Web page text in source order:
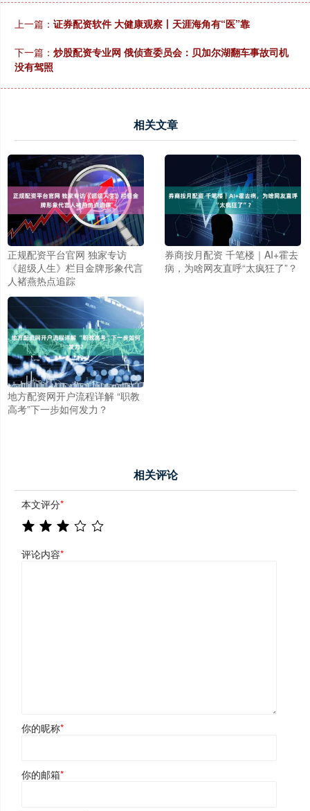
上一篇： 证券配资软件 大健康观察丨天涯海角有“医”靠
下一篇： 炒股配资专业网 俄侦查委员会：贝加尔湖翻车事故司机
没有驾照
相关文章
正规配资平台官网 独家专访
《超级人生》栏目金牌形象代言
人褚燕热点追踪
券商按月配资 千笔楼｜AI+霍去
病，为啥网友直呼“太疯狂了”？
地方配资网开户流程详解 “职教
高考”下一步如何发力？
相关评论
本文评分*
评论内容*
你的昵称*
你的邮箱*